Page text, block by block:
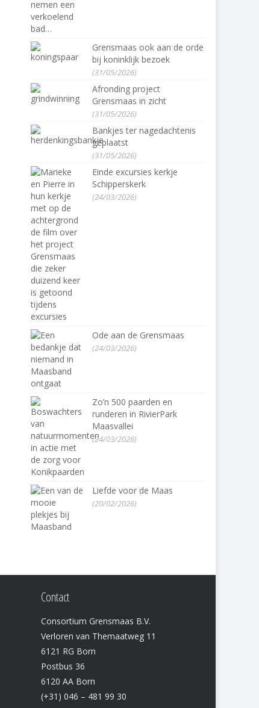
Grensmaas ook aan de orde
bij koninklijk bezoek
(31/05/2026)
Afronding project
Grensmaas in zicht
(31/05/2026)
Bankjes ter nagedachtenis
geplaatst
(31/05/2026)
Einde excursies kerkje
Schipperskerk
(24/03/2026)
Ode aan de Grensmaas
(24/03/2026)
Zo’n 500 paarden en
runderen in RivierPark
Maasvallei
(24/03/2026)
Liefde voor de Maas
(20/02/2026)
Contact
Consortium Grensmaas B.V.
Verloren van Themaatweg 11
6121 RG Born
Postbus 36
6120 AA Born
(+31) 046 – 481 99 30